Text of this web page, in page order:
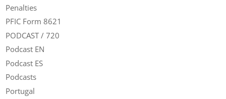
Penalties
PFIC Form 8621
PODCAST / 720
Podcast EN
Podcast ES
Podcasts
Portugal